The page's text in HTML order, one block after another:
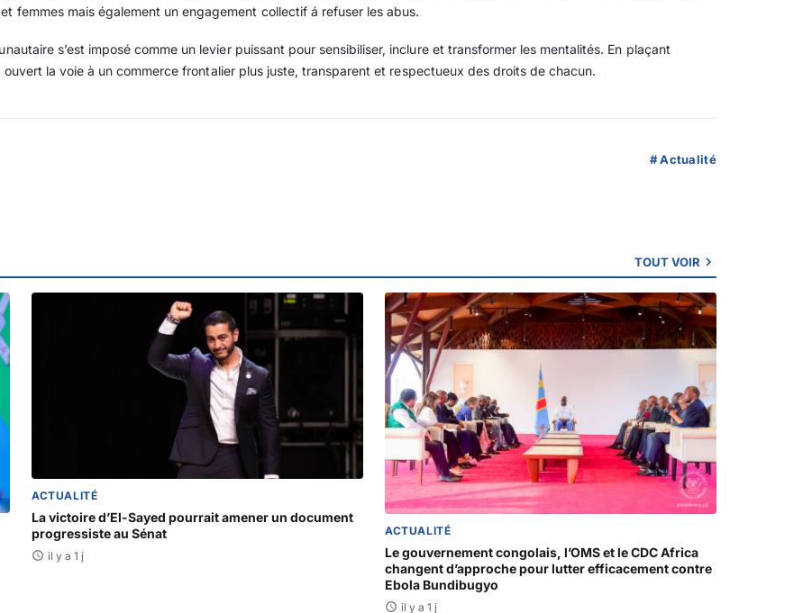
femmes mais également un engagement collectif á refuser les abus.
s’est imposé comme un levier puissant pour sensibiliser, inclure et transformer les mentalités. En plaçant
la voie à un commerce frontalier plus juste, transparent et respectueux des droits de chacun.
#Actualité
TOUT VOIR
ACTUALITÉ
La victoire d’El-Sayed pourrait amener un document
progressiste au Sénat
il y a 1 j
ACTUALITÉ
Le gouvernement congolais, l’OMS et le CDC Africa
changent d’approche pour lutter efficacement contre
Ebola Bundibugyo
il y a 1 j